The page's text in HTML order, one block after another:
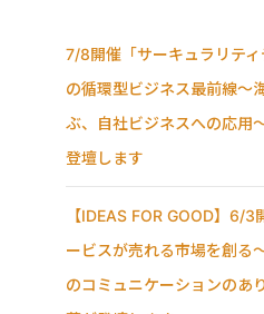
7/8開催「サーキュラリテ
の循環型ビジネス最前線〜
ぶ、自社ビジネスへの応用
登壇します
【IDEAS FOR GOOD】6/
ービスが売れる市場を創る
のコミュニケーションのあ